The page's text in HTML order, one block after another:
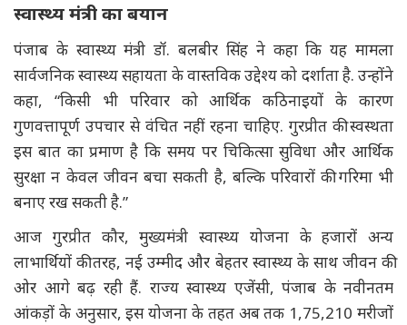
स्वास्थ्य मंत्री का बयान
पंजाब के स्वास्थ्य मंत्री डॉ. बलबीर सिंह ने कहा कि यह मामला
सार्वजनिक स्वास्थ्य सहायता के वास्तविक उद्देश्य को दर्शाता है. उन्होंने
कहा, “किसी भी परिवार को आर्थिक कठिनाइयों के कारण
गुणवत्तापूर्ण उपचार से वंचित नहीं रहना चाहिए. गुरप्रीत की स्वस्थता
इस बात का प्रमाण है कि समय पर चिकित्सा सुविधा और आर्थिक
सुरक्षा न केवल जीवन बचा सकती है, बल्कि परिवारों की गरिमा भी
बनाए रख सकती है.”
आज गुरप्रीत कौर, मुख्यमंत्री स्वास्थ्य योजना के हजारों अन्य
लाभार्थियों की तरह, नई उम्मीद और बेहतर स्वास्थ्य के साथ जीवन की
ओर आगे बढ़ रही हैं. राज्य स्वास्थ्य एजेंसी, पंजाब के नवीनतम
आंकड़ों के अनुसार, इस योजना के तहत अब तक 1,75,210 मरीजों